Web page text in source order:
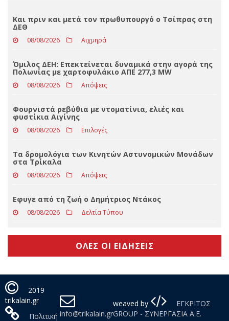
ΤΕΛΕΥΤΑΊΑ ΝΈΑ
Και πριν και μετά τον πρωθυπουργό ο Τσίπρας στη
ΔΕΘ
08/08/2026 Αιχμηρά
Όμιλος ΔΕΗ: Επεκτείνεται δυναμικά στην αγορά της
Πολωνίας με χαρτοφυλάκιο ΑΠΕ 277,3 MW
08/08/2026 Απόψεις
Φουρνιστά ρεβύθια με ντοματίνια, ελιές και
φυστίκια Αιγίνης
08/08/2026 Επιλογές
Τα δρομολόγια των Κινητών Αστυνομικών Μονάδων
στα Τρίκαλα
Eφυγε από τη ζωή ο Δημήτριος Ντάκος
08/08/2026 Δελτία Τύπου